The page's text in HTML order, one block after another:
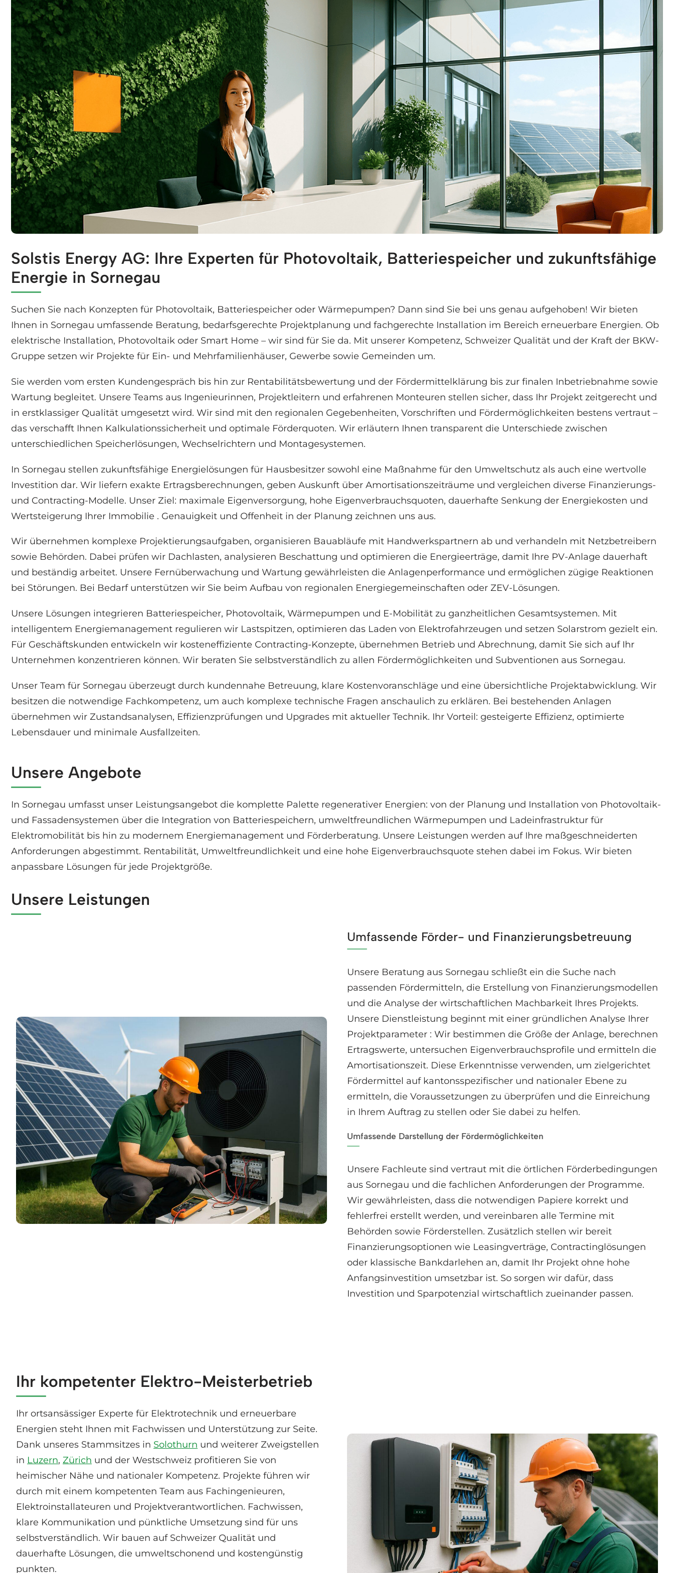
Wählen Sie Solaranlagen in Sornegau bei ↗️Solstis Energy und ✓Wärmepumpe, Photovoltaik, Stromspeicher, Elektroauto Ladestation.
Solstis Energy AG: Ihre Experten für Photovoltaik, Batteriespeicher und zukunftsfähige
Energie in Sornegau
Suchen Sie nach Konzepten für Photovoltaik, Batteriespeicher oder Wärmepumpen? Dann sind Sie bei uns genau aufgehoben! Wir bieten
Ihnen in Sornegau umfassende Beratung, bedarfsgerechte Projektplanung und fachgerechte Installation im Bereich erneuerbare Energien. Ob
elektrische Installation, Photovoltaik oder Smart Home – wir sind für Sie da. Mit unserer Kompetenz, Schweizer Qualität und der Kraft der BKW-
Gruppe setzen wir Projekte für Ein- und Mehrfamilienhäuser, Gewerbe sowie Gemeinden um.
Sie werden vom ersten Kundengespräch bis hin zur Rentabilitätsbewertung und der Fördermittelklärung bis zur finalen Inbetriebnahme sowie
Wartung begleitet. Unsere Teams aus Ingenieurinnen, Projektleitern und erfahrenen Monteuren stellen sicher, dass Ihr Projekt zeitgerecht und
in erstklassiger Qualität umgesetzt wird. Wir sind mit den regionalen Gegebenheiten, Vorschriften und Fördermöglichkeiten bestens vertraut –
das verschafft Ihnen Kalkulationssicherheit und optimale Förderquoten. Wir erläutern Ihnen transparent die Unterschiede zwischen
unterschiedlichen Speicherlösungen, Wechselrichtern und Montagesystemen.
In Sornegau stellen zukunftsfähige Energielösungen für Hausbesitzer sowohl eine Maßnahme für den Umweltschutz als auch eine wertvolle
Investition dar. Wir liefern exakte Ertragsberechnungen, geben Auskunft über Amortisationszeiträume und vergleichen diverse Finanzierungs-
und Contracting-Modelle. Unser Ziel: maximale Eigenversorgung, hohe Eigenverbrauchsquoten, dauerhafte Senkung der Energiekosten und
Wertsteigerung Ihrer Immobilie . Genauigkeit und Offenheit in der Planung zeichnen uns aus.
Wir übernehmen komplexe Projektierungsaufgaben, organisieren Bauabläufe mit Handwerkspartnern ab und verhandeln mit Netzbetreibern
sowie Behörden. Dabei prüfen wir Dachlasten, analysieren Beschattung und optimieren die Energieerträge, damit Ihre PV-Anlage dauerhaft
und beständig arbeitet. Unsere Fernüberwachung und Wartung gewährleisten die Anlagenperformance und ermöglichen zügige Reaktionen
bei Störungen. Bei Bedarf unterstützen wir Sie beim Aufbau von regionalen Energiegemeinschaften oder ZEV-Lösungen.
Unsere Lösungen integrieren Batteriespeicher, Photovoltaik, Wärmepumpen und E-Mobilität zu ganzheitlichen Gesamtsystemen. Mit
intelligentem Energiemanagement regulieren wir Lastspitzen, optimieren das Laden von Elektrofahrzeugen und setzen Solarstrom gezielt ein.
Für Geschäftskunden entwickeln wir kosteneffiziente Contracting-Konzepte, übernehmen Betrieb und Abrechnung, damit Sie sich auf Ihr
Unternehmen konzentrieren können. Wir beraten Sie selbstverständlich zu allen Fördermöglichkeiten und Subventionen aus Sornegau.
Unser Team für Sornegau überzeugt durch kundennahe Betreuung, klare Kostenvoranschläge und eine übersichtliche Projektabwicklung. Wir
besitzen die notwendige Fachkompetenz, um auch komplexe technische Fragen anschaulich zu erklären. Bei bestehenden Anlagen
übernehmen wir Zustandsanalysen, Effizienzprüfungen und Upgrades mit aktueller Technik. Ihr Vorteil: gesteigerte Effizienz, optimierte
Lebensdauer und minimale Ausfallzeiten.
Unsere Angebote
In Sornegau umfasst unser Leistungsangebot die komplette Palette regenerativer Energien: von der Planung und Installation von Photovoltaik-
und Fassadensystemen über die Integration von Batteriespeichern, umweltfreundlichen Wärmepumpen und Ladeinfrastruktur für
Elektromobilität bis hin zu modernem Energiemanagement und Förderberatung. Unsere Leistungen werden auf Ihre maßgeschneiderten
Anforderungen abgestimmt. Rentabilität, Umweltfreundlichkeit und eine hohe Eigenverbrauchsquote stehen dabei im Fokus. Wir bieten
anpassbare Lösungen für jede Projektgröße.
Unsere Leistungen
Umfassende Förder- und Finanzierungsbetreuung
Unsere Beratung aus Sornegau schließt ein die Suche nach
passenden Fördermitteln, die Erstellung von Finanzierungsmodellen
und die Analyse der wirtschaftlichen Machbarkeit Ihres Projekts.
Unsere Dienstleistung beginnt mit einer gründlichen Analyse Ihrer
Projektparameter : Wir bestimmen die Größe der Anlage, berechnen
Ertragswerte, untersuchen Eigenverbrauchsprofile und ermitteln die
Amortisationszeit. Diese Erkenntnisse verwenden, um zielgerichtet
Fördermittel auf kantonsspezifischer und nationaler Ebene zu
ermitteln, die Voraussetzungen zu überprüfen und die Einreichung
in Ihrem Auftrag zu stellen oder Sie dabei zu helfen.
Umfassende Darstellung der Fördermöglichkeiten
Unsere Fachleute sind vertraut mit die örtlichen Förderbedingungen
aus Sornegau und die fachlichen Anforderungen der Programme.
Wir gewährleisten, dass die notwendigen Papiere korrekt und
fehlerfrei erstellt werden, und vereinbaren alle Termine mit
Behörden sowie Förderstellen. Zusätzlich stellen wir bereit
Finanzierungsoptionen wie Leasingverträge, Contractinglösungen
oder klassische Bankdarlehen an, damit Ihr Projekt ohne hohe
Anfangsinvestition umsetzbar ist. So sorgen wir dafür, dass
Investition und Sparpotenzial wirtschaftlich zueinander passen.
Ihr kompetenter Elektro-Meisterbetrieb
Ihr ortsansässiger Experte für Elektrotechnik und erneuerbare
Energien steht Ihnen mit Fachwissen und Unterstützung zur Seite.
Dank unseres Stammsitzes in Solothurn und weiterer Zweigstellen
in Luzern, Zürich und der Westschweiz profitieren Sie von
heimischer Nähe und nationaler Kompetenz. Projekte führen wir
durch mit einem kompetenten Team aus Fachingenieuren,
Elektroinstallateuren und Projektverantwortlichen. Fachwissen,
klare Kommunikation und pünktliche Umsetzung sind für uns
selbstverständlich. Wir bauen auf Schweizer Qualität und
dauerhafte Lösungen, die umweltschonend und kostengünstig
punkten.